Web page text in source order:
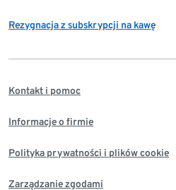
Rezygnacja z subskrypcji na kawę
Kontakt i pomoc
Informacje o firmie
Polityka prywatności i plików cookie
Zarządzanie zgodami